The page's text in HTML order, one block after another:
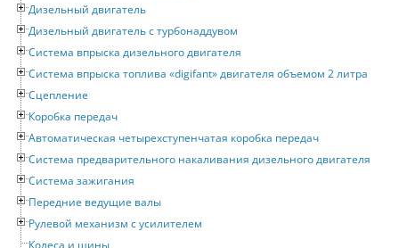
Дизельный двигатель
Дизельный двигатель с турбонаддувом
Система впрыска дизельного двигателя
Система впрыска топлива «digifant» двигателя объемом 2 литра
Сцепление
Коробка передач
Автоматическая четырехступенчатая коробка передач
Система предварительного накаливания дизельного двигателя
Система зажигания
Передние ведущие валы
Рулевой механизм с усилителем
Колеса и шины